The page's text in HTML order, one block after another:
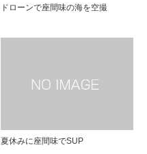
ドローンで座間味の海を空撮
夏休みに座間味でSUP